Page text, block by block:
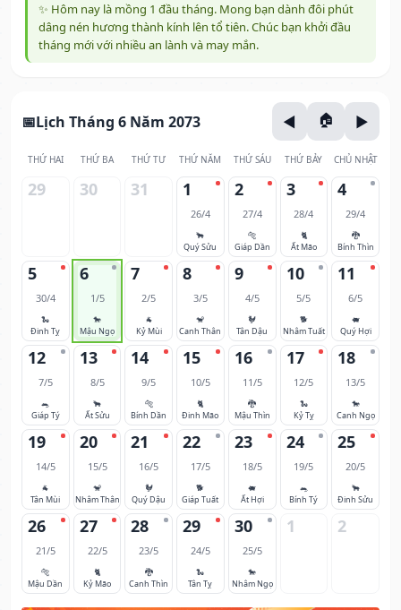
✨ Hôm nay là mồng 1 đầu tháng. Mong bạn dành đôi phút
dâng nén hương thành kính lên tổ tiên. Chúc bạn khởi đầu
tháng mới với nhiều an lành và may mắn.
Lịch Tháng 6 Năm 2073
THỨ HAI THỨ BA THỨ TƯ THỨ NĂM THỨ SÁU THỨ BẢY CHỦ NHẬT
29 30 31 1
26/4
🐂
Quý Sửu
2
27/4
🐅
Giáp Dần
3
28/4
🐈
Ất Mão
4
29/4
🐉
Bính Thìn
5
30/4
🐍
Đinh Tỵ
6
1/5
🐎
Mậu Ngọ
7
2/5
🐐
Kỷ Mùi
8
3/5
🐒
Canh Thân
9
4/5
🐓
Tân Dậu
10
5/5
🐕
Nhâm Tuất
11
6/5
🐖
Quý Hợi
12
7/5
🐀
Giáp Tý
13
8/5
🐂
Ất Sửu
14
9/5
🐅
Bính Dần
15
10/5
🐈
Đinh Mão
16
11/5
🐉
Mậu Thìn
17
12/5
🐍
Kỷ Tỵ
18
13/5
🐎
Canh Ngọ
19
14/5
🐐
Tân Mùi
20
15/5
🐒
Nhâm Thân
21
16/5
🐓
Quý Dậu
22
17/5
🐕
Giáp Tuất
23
18/5
🐖
Ất Hợi
24
19/5
🐀
Bính Tý
25
20/5
🐂
Đinh Sửu
26
21/5
🐅
Mậu Dần
27
22/5
🐈
Kỷ Mão
28
23/5
🐉
Canh Thìn
29
24/5
🐍
Tân Tỵ
30
25/5
🐎
Nhâm Ngọ
1 2